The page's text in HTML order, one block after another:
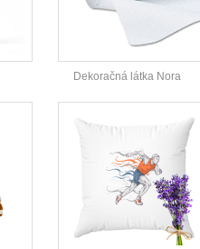
Dekoračná látka Nora